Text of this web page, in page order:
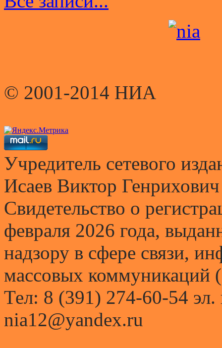
© 2001-2014 НИА
Учредитель сетевого
Исаев Виктор Генрихович
Свидетельство о
февраля 2026 года,
надзору в сфере связи,
массовых коммуникаций
Тел: 8 (391) 274-60-54 эл.
nia12@yandex.ru